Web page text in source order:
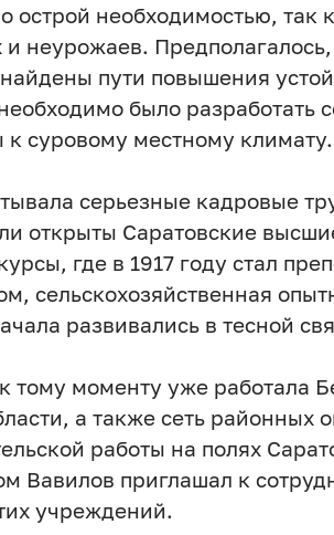
острой необходимостью, так
и неурожаев.
пути повышения
было разработать
суровому местному климату.
серьезные кадровые
открыты Саратовские
где в 1917 году стал
сельскохозяйственная
развивались в тесной
тому моменту уже работала
а также сеть районных
работы на полях
Вавилов приглашал к
учреждений.